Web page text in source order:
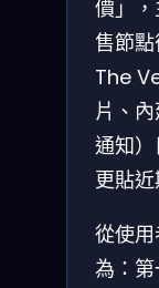
價」
售節
The
片、
通知
更貼近
從使
為：